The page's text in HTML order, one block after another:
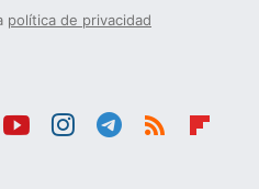
política de privacidad